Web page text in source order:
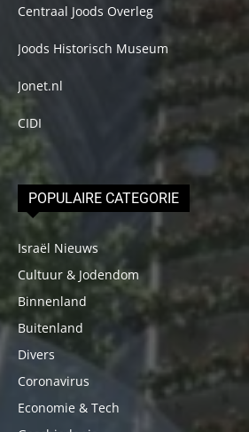
Centraal Joods Overleg
Joods Historisch Museum
Jonet.nl
CIDI
POPULAIRE CATEGORIE
Israël Nieuws
Cultuur & Jodendom
Binnenland
Buitenland
Divers
Coronavirus
Economie & Tech